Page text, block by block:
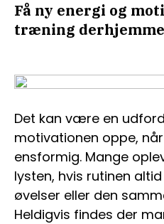
Få ny energi og
træning derhjemme
Det kan være en
motivationen oppe,
ensformig. Mange
lysten, hvis rutinen
øvelser eller den
Heldigvis findes der